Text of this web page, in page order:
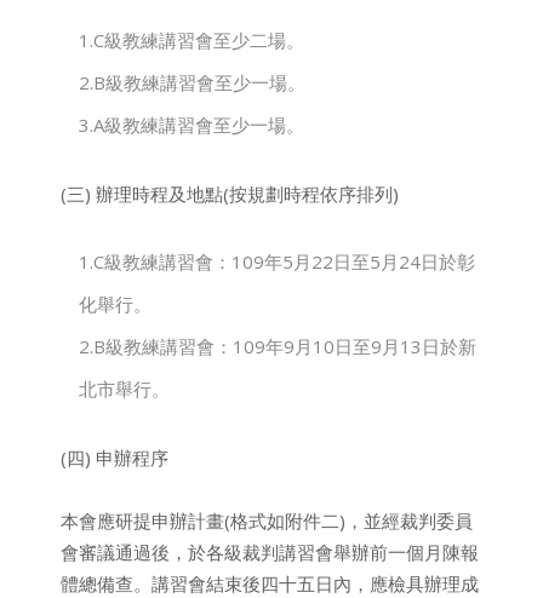
1.C級教練講習會至少二場。
2.B級教練講習會至少一場。
3.A級教練講習會至少一場。
(三) 辦理時程及地點(按規劃時程依序排列)
1.C級教練講習會：109年5月22日至5月24日於彰
化舉行。
2.B級教練講習會：109年9月10日至9月13日於新
北市舉行。
(四) 申辦程序
本會應研提申辦計畫(格式如附件二)，並經裁判委員
會審議通過後，於各級裁判講習會舉辦前一個月陳報
體總備查。講習會結束後四十五日內，應檢具辦理成